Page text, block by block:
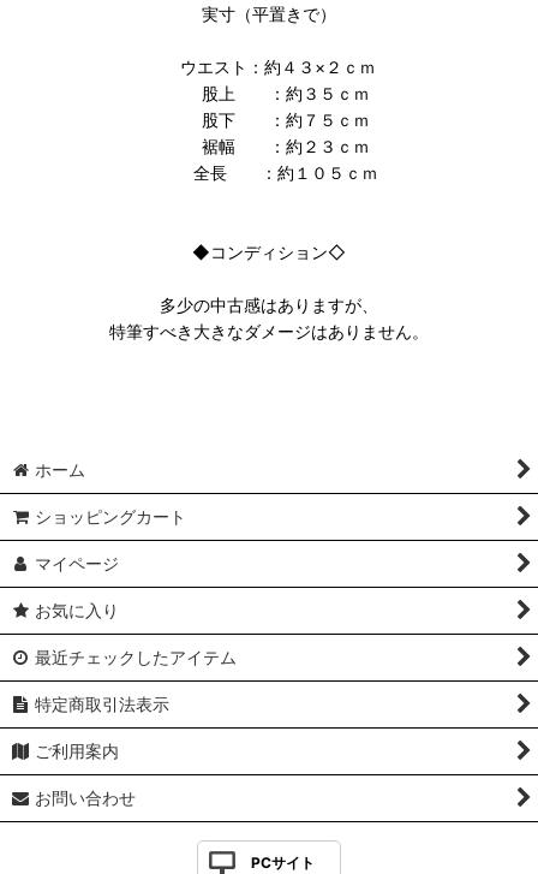
実寸（平置きで）
ウエスト：約４３×２ｃｍ
股上 ：約３５ｃｍ
股下 ：約７５ｃｍ
裾幅 ：約２３ｃｍ
全長 ：約１０５ｃｍ
◆コンディション◇
多少の中古感はありますが、
特筆すべき大きなダメージはありません。
ホーム
ショッピングカート
マイページ
お気に入り
最近チェックしたアイテム
特定商取引法表示
ご利用案内
お問い合わせ
PCサイト